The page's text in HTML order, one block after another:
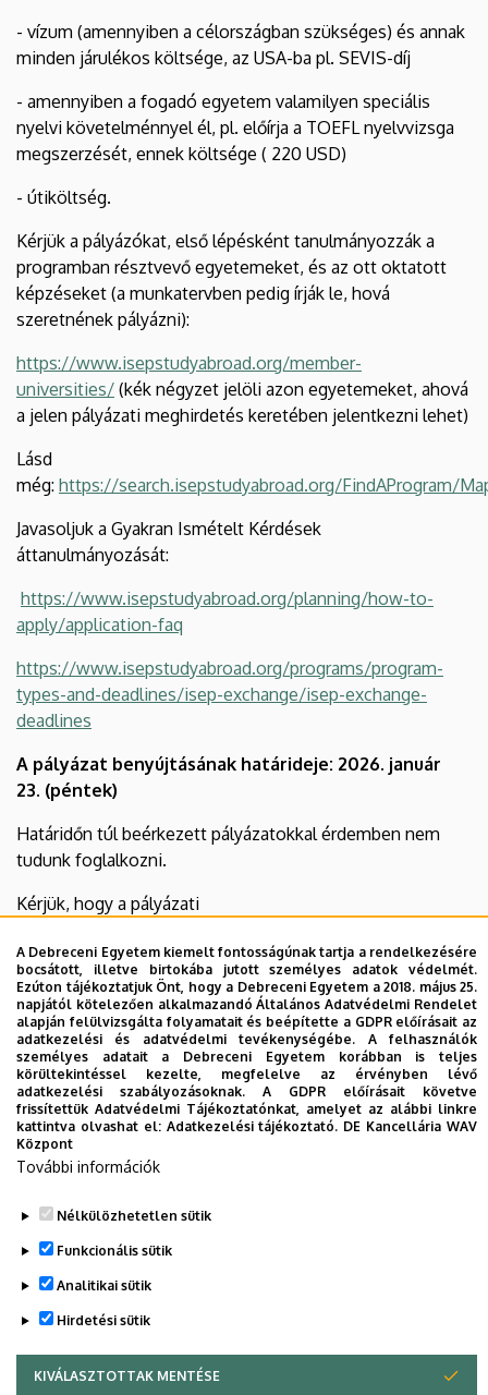
- vízum (amennyiben a célországban szükséges) és annak
minden járulékos költsége, az USA-ba pl. SEVIS-díj
- amennyiben a fogadó egyetem valamilyen speciális
nyelvi követelménnyel él, pl. előírja a TOEFL nyelvvizsga
megszerzését, ennek költsége ( 220 USD)
- útiköltség.
Kérjük a pályázókat, első lépésként tanulmányozzák a
programban résztvevő egyetemeket, és az ott oktatott
képzéseket (a munkatervben pedig írják le, hová
szeretnének pályázni):
https://www.isepstudyabroad.org/member-
universities/ (kék négyzet jelöli azon egyetemeket, ahová
a jelen pályázati meghirdetés keretében jelentkezni lehet)
Lásd
még: https://search.isepstudyabroad.org/FindAProgram/
Javasoljuk a Gyakran Ismételt Kérdések
áttanulmányozását:
https://www.isepstudyabroad.org/planning/how-to-
apply/application-faq
https://www.isepstudyabroad.org/programs/program-
types-and-deadlines/isep-exchange/isep-exchange-
deadlines
A pályázat benyújtásának határideje: 2026. január
23. (péntek)
Határidőn túl beérkezett pályázatokkal érdemben nem
tudunk foglalkozni.
Kérjük, hogy a pályázati
a gargya.katalin@unideb.hue-mail címre, doc vagy pdf
formátumban. A fájlok elnevezései tartalmazzák a pályázó
nevét és a dokumentum típusát (pl.
Minta_Janos_oneletrajz).
Szeretnénk felhívni a pályázók figyelmét, hogy a nyertes
pályázatokról a végső döntést a fogadóegyetem hozza
meg, valamint a DE illetékes kar dékánjának hozzájárulása
is szükséges (ezt nem a pályázónak kell beszereznie!!!).
Adatvédelem Adatvédelem
A Debreceni Egyetem kiemelt fontosságúnak tartja a rendelkezésére
bocsátott, illetve birtokába jutott személyes adatok védelmét.
Ezúton tájékoztatjuk Önt, hogy a Debreceni Egyetem a 2018. május 25.
napjától kötelezően alkalmazandó Általános Adatvédelmi Rendelet
alapján felülvizsgálta folyamatait és beépítette a GDPR előírásait az
adatkezelési és adatvédelmi tevékenységébe. A felhasználók
személyes adatait a Debreceni Egyetem korábban is teljes
körültekintéssel kezelte, megfelelve az érvényben lévő
adatkezelési szabályozásoknak. A GDPR előírásait követve
frissítettük Adatvédelmi Tájékoztatónkat, amelyet az alábbi linkre
kattintva olvashat el: Adatkezelési tájékoztató. DE Kancellária WAV
Központ
További információk
Nélkülözhetetlen sütik
Funkcionális sütik
Analitikai sütik
Hirdetési sütik
KIVÁLASZTOTTAK MENTÉSE
WITHDRAW CONSENT